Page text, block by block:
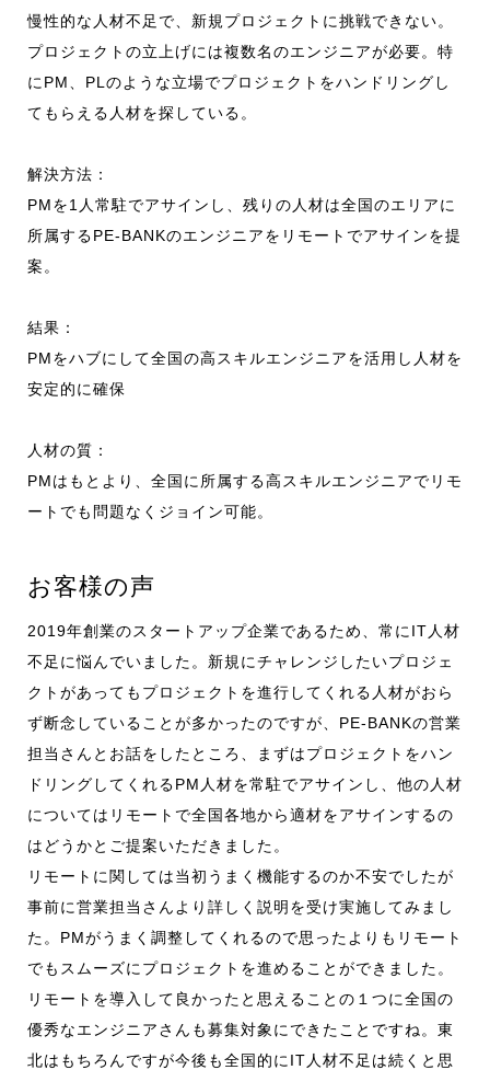
採用情報
CONTACT
慢性的な人材不足で、新規プロジェクトに挑戦できない。
プロジェクトの立上げには複数名のエンジニアが必要。特
にPM、PLのような立場でプロジェクトをハンドリングし
てもらえる人材を探している。
解決方法：
PMを1人常駐でアサインし、残りの人材は全国のエリアに
所属するPE-BANKのエンジニアをリモートでアサインを提
案。
結果：
PMをハブにして全国の高スキルエンジニアを活用し人材を
安定的に確保
人材の質：
PMはもとより、全国に所属する高スキルエンジニアでリモ
ートでも問題なくジョイン可能。
お客様の声
2019年創業のスタートアップ企業であるため、常にIT人材
不足に悩んでいました。新規にチャレンジしたいプロジェ
クトがあってもプロジェクトを進行してくれる人材がおら
ず断念していることが多かったのですが、PE-BANKの営業
担当さんとお話をしたところ、まずはプロジェクトをハン
ドリングしてくれるPM人材を常駐でアサインし、他の人材
についてはリモートで全国各地から適材をアサインするの
はどうかとご提案いただきました。
リモートに関しては当初うまく機能するのか不安でしたが
事前に営業担当さんより詳しく説明を受け実施してみまし
た。PMがうまく調整してくれるので思ったよりもリモート
でもスムーズにプロジェクトを進めることができました。
リモートを導入して良かったと思えることの１つに全国の
優秀なエンジニアさんも募集対象にできたことですね。東
北はもちろんですが今後も全国的にIT人材不足は続くと思